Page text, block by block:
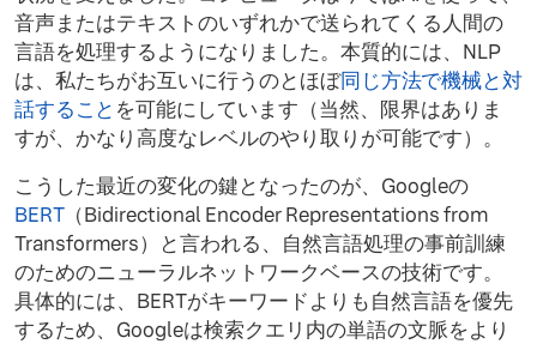
音声またはテキストのいずれかで送られてくる人間の
言語を処理するようになりました。本質的には、NLP
は、私たちがお互いに行うのとほぼ同じ方法で機械と対
話すること を可能にしています（当然、限界はありま
すが、かなり高度なレベルのやり取りが可能です）。
こうした最近の変化の鍵となったのが、Googleの
BERT（Bidirectional Encoder Representations from
Transformers）と言われる、自然言語処理の事前訓練
のためのニューラルネットワークベースの技術です。
具体的には、BERTがキーワードよりも自然言語を優先
するため、Googleは検索クエリ内の単語の文脈をより